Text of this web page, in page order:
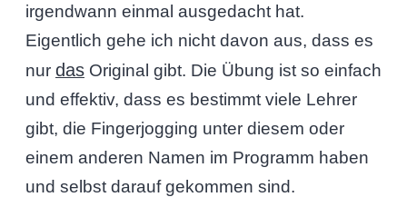
irgendwann einmal ausgedacht hat.
Eigentlich gehe ich nicht davon aus, dass es
nur dasOriginal gibt. Die Übung ist so einfach
und effektiv, dass es bestimmt viele Lehrer
gibt, die Fingerjogging unter diesem oder
einem anderen Namen im Programm haben
und selbst darauf gekommen sind.